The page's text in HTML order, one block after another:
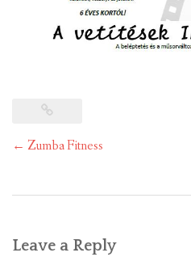
Post
← Zumba Fitness
Leave a Reply